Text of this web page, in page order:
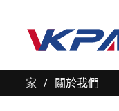
家 關於我們